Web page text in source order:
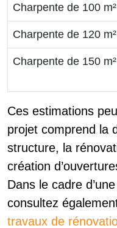
Charpente de 100 m²
Charpente de 120 m²
Charpente de 150 m²
Ces estimations
projet comprend la
structure, la
création
Dans le cadre
consultez
travaux de